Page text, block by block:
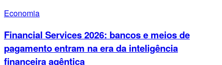
Economia
Financial Services 2026: bancos e meios de
pagamento entram na era da inteligência
financeira agêntica